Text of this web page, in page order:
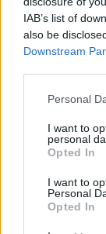
IAB’s list of
also be
Downstream
Personal
I want to
personal
Opted In
I want to
Personal
Opted In